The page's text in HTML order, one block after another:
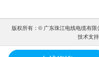
版权所有：© 广东珠江电线电缆有限
技术支持